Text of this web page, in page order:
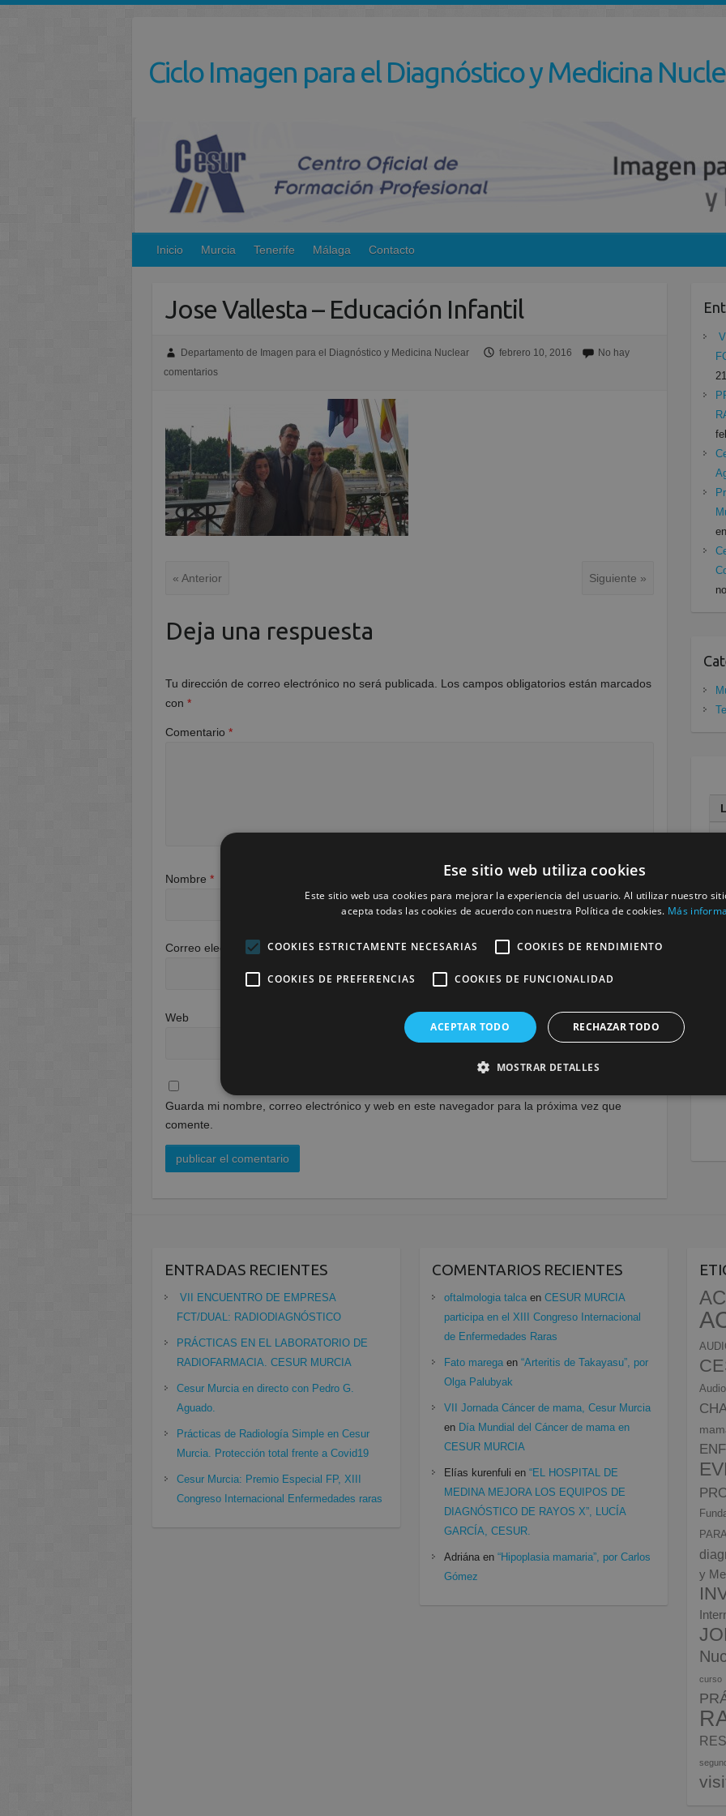
Ciclo Imagen para el Diagnóstico y Medicina
Inicio Murcia Tenerife Málaga Contacto
Jose Vallesta – Educación Infantil
Departamento de Imagen para el Diagnóstico y Medicina Nuclear febrero 10, 2016
No hay
comentarios
« Anterior Siguiente »
Deja una respuesta
Tu dirección de correo electrónico no será publicada. Los campos obligatorios están marcados
con*
Comentario*
Nombre*
Correo electrónico *
Web
Guarda mi nombre, correo electrónico y web en este navegador para la próxima vez que
comente.
L
10
ENTRADAS RECIENTES
VII ENCUENTRO DE EMPRESA
FCT/DUAL: RADIODIAGNÓSTICO
PRÁCTICAS EN EL LABORATORIO DE
RADIOFARMACIA. CESUR MURCIA
Cesur Murcia en directo con Pedro G.
Aguado.
Prácticas de Radiología Simple en Cesur
Murcia. Protección total frente a Covid19
Cesur Murcia: Premio Especial FP, XIII
Congreso Internacional Enfermedades raras
COMENTARIOS RECIENTES
oftalmologia talca enCESUR MURCIA
participa en el XIII Congreso Internacional
de Enfermedades Raras
Fato marega en“Arteritis de Takayasu”, por
Olga Palubyak
VII Jornada Cáncer de mama, Cesur Murcia
en Día Mundial del Cáncer de mama en
CESUR MURCIA
Elías kurenfuli en“EL HOSPITAL DE
MEDINA MEJORA LOS EQUIPOS DE
DIAGNÓSTICO DE RAYOS X”, LUCÍA
GARCÍA, CESUR.
Adriána en“Hipoplasia mamaria”, por Carlos
Gómez
y
curso
Ese sitio web utiliza cookies
Este sitio web usa cookies para mejorar la experiencia del usuario. Al utilizar nuestro
acepta todas las cookies de acuerdo con nuestra Política de cookies. Más
COOKIES ESTRICTAMENTE NECESARIAS COOKIES DE RENDIMIENTO
COOKIES DE PREFERENCIAS COOKIES DE FUNCIONALIDAD
ACEPTAR TODO RECHAZAR TODO
MOSTRAR DETALLES